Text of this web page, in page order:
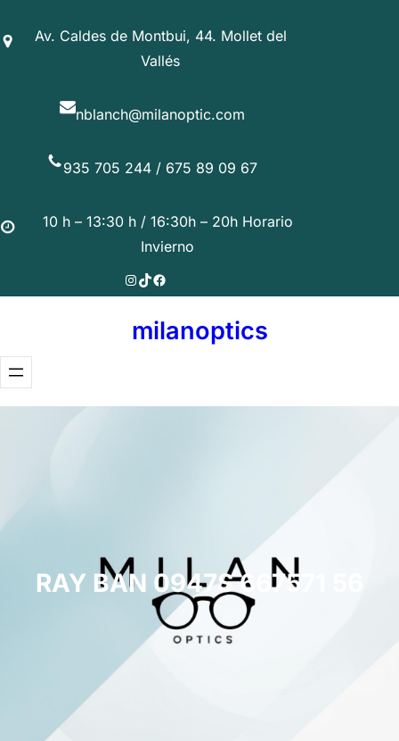
al
Av. Caldes de Montbui, 44. Mollet del
Vallés
nblanch@milanoptic.com
935 705 244 / 675 89 09 67
10 h – 13:30 h / 16:30h – 20h Horario
Invierno
Instagram
TikTok
Facebook
milanoptics
RAY BAN 0947S 667571 56